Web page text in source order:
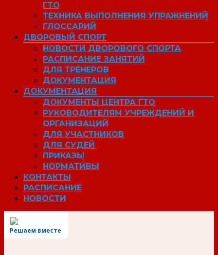
ГТО
ТЕХНИКА ВЫПОЛНЕНИЯ УПРАЖНЕНИЙ
ГЛОССАРИЙ
ДВОРОВЫЙ СПОРТ
НОВОСТИ ДВОРОВОГО СПОРТА
РАСПИСАНИЕ ЗАНЯТИЙ
ДЛЯ ТРЕНЕРОВ
ДОКУМЕНТАЦИЯ
ДОКУМЕНТАЦИЯ
ДОКУМЕНТЫ ЦЕНТРА ГТО
РУКОВОДИТЕЛЯМ УЧРЕЖДЕНИЙ И
ОРГАНИЗАЦИЙ
ДЛЯ УЧАСТНИКОВ
ДЛЯ СУДЕЙ
ПРИКАЗЫ
НОРМАТИВЫ
КОНТАКТЫ
РАСПИСАНИЕ
НОВОСТИ
Решаем вместе